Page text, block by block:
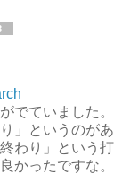
でていました
」というのが
わり」という
かったですな